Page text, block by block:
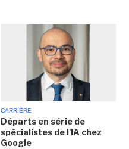
CARRIÈRE
Départs en série de
spécialistes de l'IA chez
Google